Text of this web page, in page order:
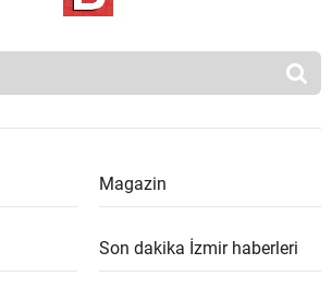
Magazin
Son dakika İzmir haberleri